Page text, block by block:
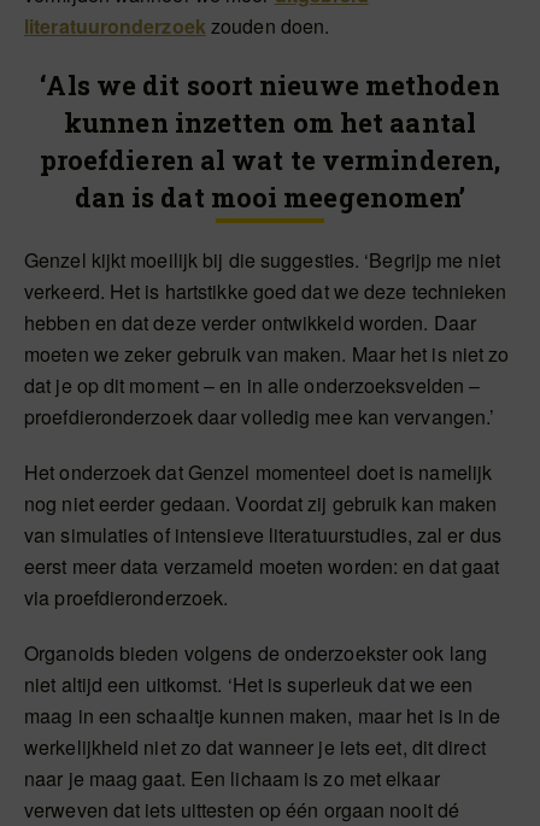
literatuuronderzoekzouden doen.
‘Als we dit soort nieuwe methoden
kunnen inzetten om het aantal
proefdieren al wat te verminderen,
dan is dat mooi meegenomen’
Genzel kijkt moeilijk bij die suggesties. ‘Begrijp me niet
verkeerd. Het is hartstikke goed dat we deze technieken
hebben en dat deze verder ontwikkeld worden. Daar
moeten we zeker gebruik van maken. Maar het is niet zo
dat je op dit moment – en in alle onderzoeksvelden –
proefdieronderzoek daar volledig mee kan vervangen.’
Het onderzoek dat Genzel momenteel doet is namelijk
nog niet eerder gedaan. Voordat zij gebruik kan maken
van simulaties of intensieve literatuurstudies, zal er dus
eerst meer data verzameld moeten worden: en dat gaat
via proefdieronderzoek.
Organoids bieden volgens de onderzoekster ook lang
niet altijd een uitkomst. ‘Het is superleuk dat we een
maag in een schaaltje kunnen maken, maar het is in de
werkelijkheid niet zo dat wanneer je iets eet, dit direct
naar je maag gaat. Een lichaam is zo met elkaar
verweven dat iets uittesten op één orgaan nooit dé